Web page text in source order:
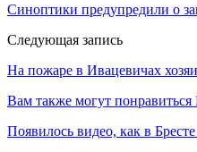
Синоптики предупредили о
Следующая запись
На пожаре в Ивацевичах
Вам также могут понравиться
Появилось видео, как в